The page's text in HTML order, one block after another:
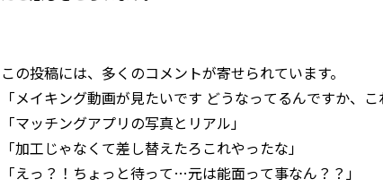
この投稿には、多くのコメントが寄せられています。
「メイキング動画が見たいです どうなってるんですか、こ
「マッチングアプリの写真とリアル」
「加工じゃなくて差し替えたろこれやったな」
「えっ？！ちょっと待って…元は能面って事なん？？」